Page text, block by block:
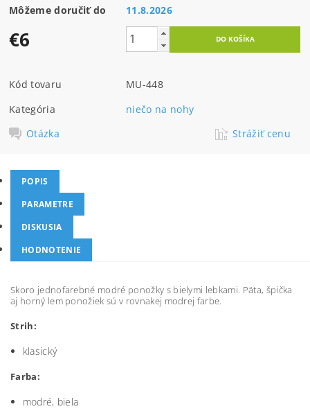
Môžeme doručiť do 11.8.2026
€6
Kód tovaru
MU-448
Kategória
niečo na nohy
Otázka
Strážiť cenu
POPIS
PARAMETRE
DISKUSIA
HODNOTENIE
Skoro jednofarebné modré ponožky s bielymi lebkami. Päta, špička
aj horný lem ponožiek sú v rovnakej modrej farbe.
Strih:
klasický
Farba:
modré, biela